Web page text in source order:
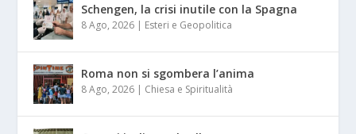
Schengen, la crisi inutile con la Spagna
8 Ago, 2026 | Esteri e Geopolitica
Roma non si sgombera l’anima
8 Ago, 2026 | Chiesa e Spiritualità